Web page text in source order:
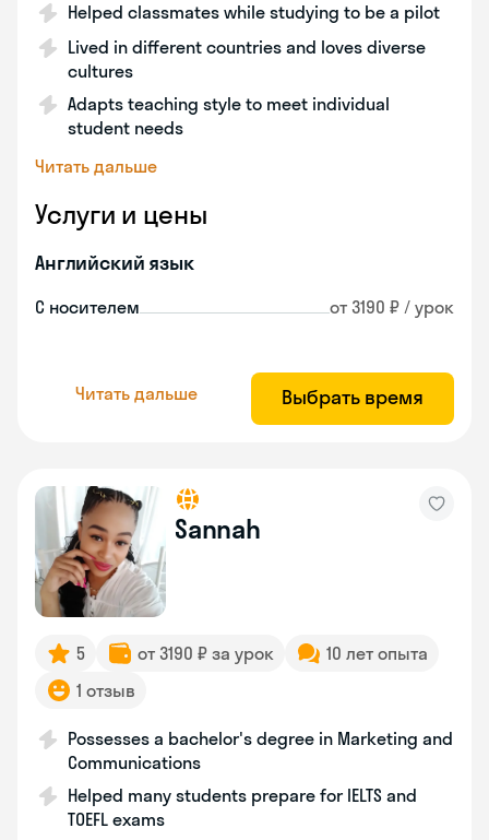
Helped classmates while studying to be a pilot
Lived in different countries and loves diverse
cultures
Adapts teaching style to meet individual
student needs
Читать дальше
Услуги и цены
Английский язык
С носителем от 3190 ₽ / урок
Читать дальше Выбрать время
Sannah
5 от 3190 ₽ за урок
10 лет опыта
1 отзыв
Possesses a bachelor's degree in Marketing and
Communications
Helped many students prepare for IELTS and
TOEFL exams